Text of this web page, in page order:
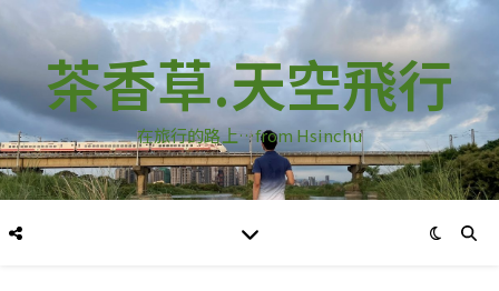
茶香草.天空飛行
在旅行的路上…from Hsinchu